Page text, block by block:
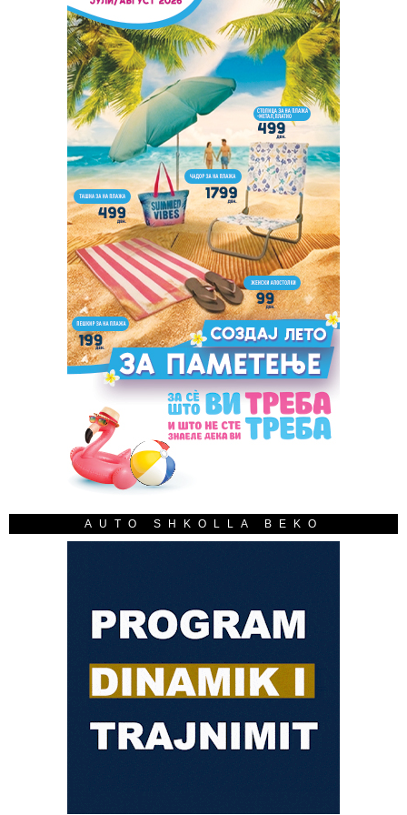
AUTO SHKOLLA BEKO